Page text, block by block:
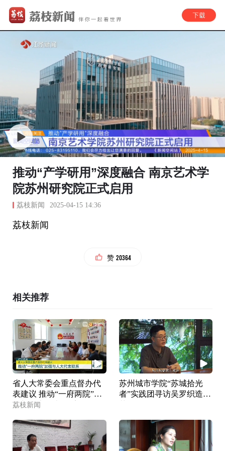
推动“产学研用”深度融合 南京艺术学
院苏州研究院正式启用
荔枝新闻 2025-04-15 14:36
荔枝新闻
赞 20364
相关推荐
省人大常委会重点督办代
表建议 推动“一府两院”加
强与人大代表联系
荔枝新闻
苏州城市学院“苏城拾光
者”实践团寻访吴罗织造技